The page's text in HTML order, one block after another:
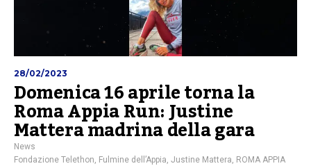
28/02/2023
Domenica 16 aprile torna la
Roma Appia Run: Justine
Mattera madrina della gara
News
Fondazione Telethon, Fulmine dell’Appia, Justine Mattera, ROMA APPIA